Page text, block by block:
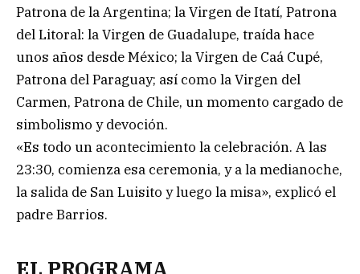
Patrona de la Argentina; la Virgen de Itatí, Patrona
del Litoral: la Virgen de Guadalupe, traída hace
unos años desde México; la Virgen de Caá Cupé,
Patrona del Paraguay; así como la Virgen del
Carmen, Patrona de Chile, un momento cargado de
simbolismo y devoción.
«Es todo un acontecimiento la celebración. A las
23:30, comienza esa ceremonia, y a la medianoche,
la salida de San Luisito y luego la misa», explicó el
padre Barrios.
EL PROGRAMA